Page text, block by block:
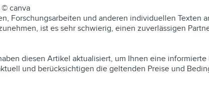
© canva
Forschungsarbeiten und anderen individuellen Texten
ist es sehr schwierig, einen zuverlässigen
diesen Artikel aktualisiert, um Ihnen eine
und berücksichtigen die geltenden Preise und